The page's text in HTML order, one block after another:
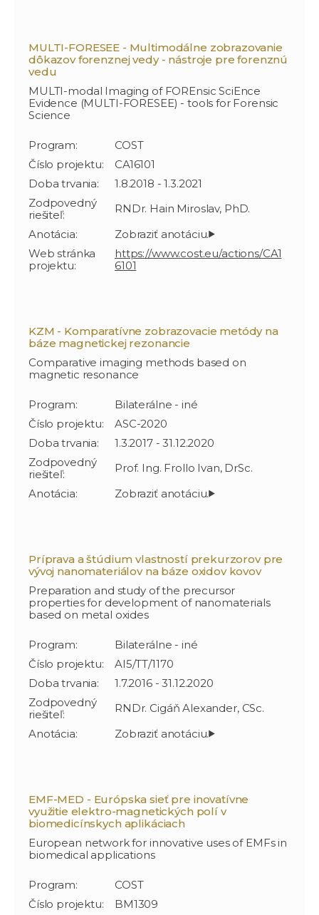
MULTI-FORESEE - Multimodálne zobrazovanie
dôkazov forenznej vedy - nástroje pre forenznú
vedu
MULTI-modal Imaging of FOREnsic SciEnce
Evidence (MULTI-FORESEE) - tools for Forensic
Science
Program:
COST
Číslo projektu:
CA16101
Doba trvania:
1.8.2018 - 1.3.2021
Zodpovedný
riešiteľ:
RNDr. Hain Miroslav, PhD.
Anotácia:
Web stránka
projektu:
https://www.cost.eu/actions/CA1
6101
KZM - Komparatívne zobrazovacie metódy na
báze magnetickej rezonancie
Comparative imaging methods based on
magnetic resonance
Program:
Bilaterálne - iné
Číslo projektu:
ASC-2020
Doba trvania:
1.3.2017 - 31.12.2020
Zodpovedný
riešiteľ:
Prof. Ing. Frollo Ivan, DrSc.
Anotácia:
Príprava a štúdium vlastností prekurzorov pre
vývoj nanomateriálov na báze oxidov kovov
Preparation and study of the precursor
properties for development of nanomaterials
based on metal oxides
Program:
Bilaterálne - iné
Číslo projektu:
AI5/TT/1170
Doba trvania:
1.7.2016 - 31.12.2020
Zodpovedný
riešiteľ:
RNDr. Cigáň Alexander, CSc.
Anotácia:
EMF-MED - Európska sieť pre inovatívne
využitie elektro-magnetických polí v
biomedicínskych aplikáciach
European network for innovative uses of EMFs in
biomedical applications
Program:
COST
Číslo projektu:
BM1309